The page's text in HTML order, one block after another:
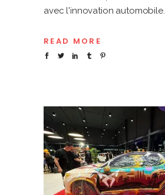
avec l'innovation automobile.
READ MORE